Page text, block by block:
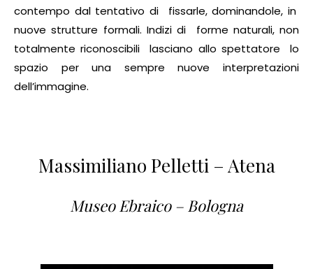
contempo dal tentativo di fissarle, dominandole, in
nuove strutture formali. Indizi di forme naturali, non
totalmente riconoscibili lasciano allo spettatore lo
spazio per una sempre nuove interpretazioni
dell’immagine.
Massimiliano Pelletti – Atena
Museo Ebraico – Bologna